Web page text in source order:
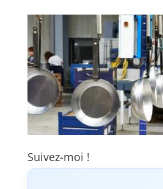
Suivez-moi !